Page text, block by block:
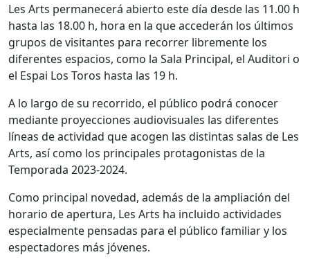
Les Arts permanecerá abierto este día desde las 11.00 h
hasta las 18.00 h, hora en la que accederán los últimos
grupos de visitantes para recorrer libremente los
diferentes espacios, como la Sala Principal, el Auditori o
el Espai Los Toros hasta las 19 h.
A lo largo de su recorrido, el público podrá conocer
mediante proyecciones audiovisuales las diferentes
líneas de actividad que acogen las distintas salas de Les
Arts, así como los principales protagonistas de la
Temporada 2023-2024.
Como principal novedad, además de la ampliación del
horario de apertura, Les Arts ha incluido actividades
especialmente pensadas para el público familiar y los
espectadores más jóvenes.